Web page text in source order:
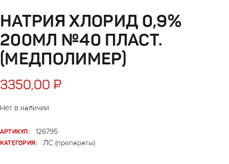
НАТРИЯ ХЛОРИД 0,9%
200МЛ №40 ПЛАСТ.
(МЕДПОЛИМЕР)
3350,00 ₽
Нет в наличии
АРТИКУЛ:
126795
КАТЕГОРИЯ:
ЛС (препараты)